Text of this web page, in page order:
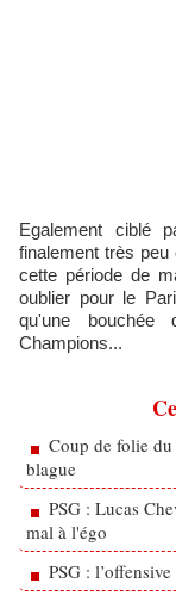
Egalement ciblé par Chelsea, Wesley Fofana aurait donc
finalement très
cette période de
oublier pour le
qu'une
Champions...
Coup de folie
blague
PSG : Lucas
mal à l'égo
PSG :